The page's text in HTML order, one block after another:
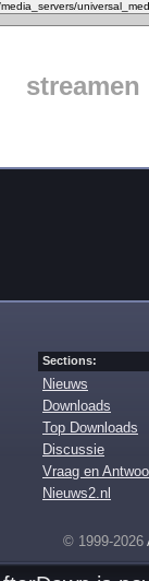
streamen
Sections:
Nieuws
Downloads
Top Downloads
Discussie
Vraag en
Nieuws2.nl
© 1999-2026